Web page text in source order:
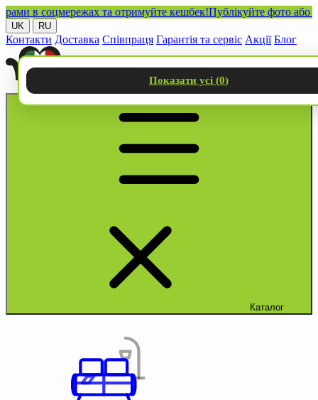
в соцмережах та отримуйте кешбек!Публікуйте фото або
UK RU
Контакти Доставка Співпраця Гарантія та сервіс Акції Блог
Каталог
Показати усі (0)